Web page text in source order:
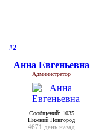
#2
Анна Евгеньевна
Администратор
Сообщений: 1035
Нижний Новгород
4671 день назад